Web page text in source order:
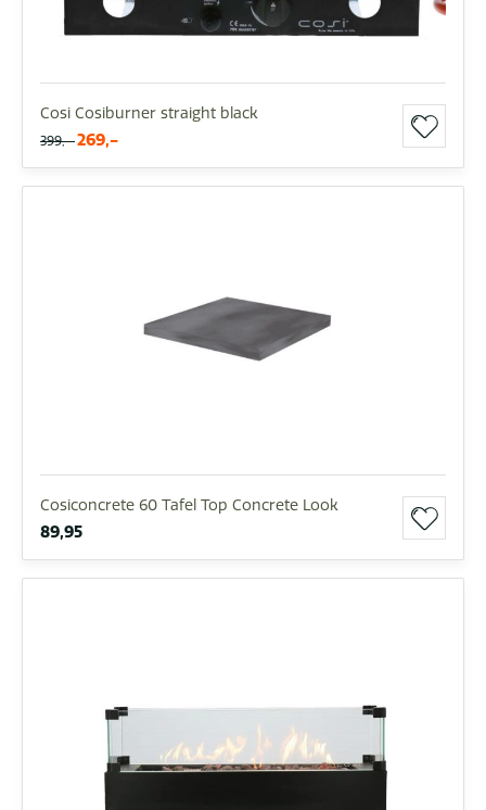
Cosi Cosiburner straight black
399,- 269,-
Cosiconcrete 60 Tafel Top Concrete Look
89,95